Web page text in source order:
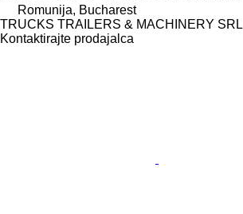
Romunija, Bucharest
TRUCKS TRAILERS & MACHINERY SRL
Kontaktirajte prodajalca